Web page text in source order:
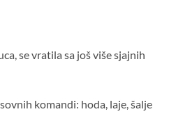
se vratila sa još više sjajnih
komandi: hoda, laje, šalje